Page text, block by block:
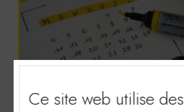
Ce site web utilise